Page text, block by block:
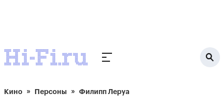
Кино Персоны Филипп Леруа